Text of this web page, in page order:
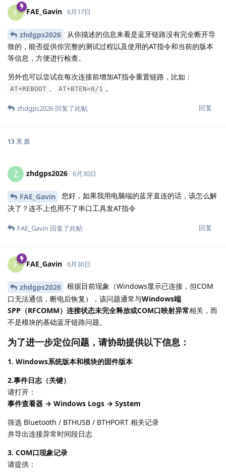
F FAE_Gavin 6月17日
zhdgps2026
从你描述的信息来看是蓝牙链路没有完全断开导
致的，能否提供你完整的测试过程以及使用的AT指令和当前的版本
等信息，方便进行检查。
另外也可以尝试在每次连接前增加AT指令重置链路，比如：
AT+REBOOT 、 AT+BTEN=0/1 。
回复
zhdgps2026 回复了此帖
13 天 后
Z zhdgps2026 6月30日
FAE_Gavin
您好，如果我用电脑端的蓝牙直连的话，该怎么解
决了？连不上也用不了串口工具发AT指令
回复
FAE_Gavin 回复了此帖
F FAE_Gavin 6月30日
zhdgps2026
根据目前现象（Windows显示已连接，但COM
口无法通信，断电后恢复），该问题通常与Windows端
SPP（RFCOMM）连接状态未完全释放或COM口映射异常相关，而
不是模块的基础蓝牙链路问题。
为了进一步定位问题，请协助提供以下信息：
1. Windows系统版本和模块的固件版本
2.事件日志（关键）
请打开：
事件查看器 → Windows Logs → System
筛选 Bluetooth / BTHUSB / BTHPORT 相关记录
并导出连接异常时间段日志
3. COM口现象记录
请提供：